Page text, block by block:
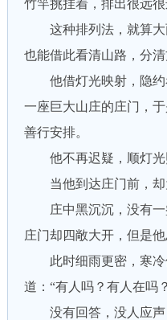
竹竿挑挂着，排出很远很
这种排列法，就算大
也能借此看清山路，分
他借灯光映射，隐约
一座巨大山庄的庄门，
善行安排。
他不再迟疑，顺灯光
当他到达庄门前，却
庄中黑沉沉，没有一
庄门却四敞大开，但是
此时细雨更密，寒冷
道：“有人吗？有人在吗
没有回答，没人应声